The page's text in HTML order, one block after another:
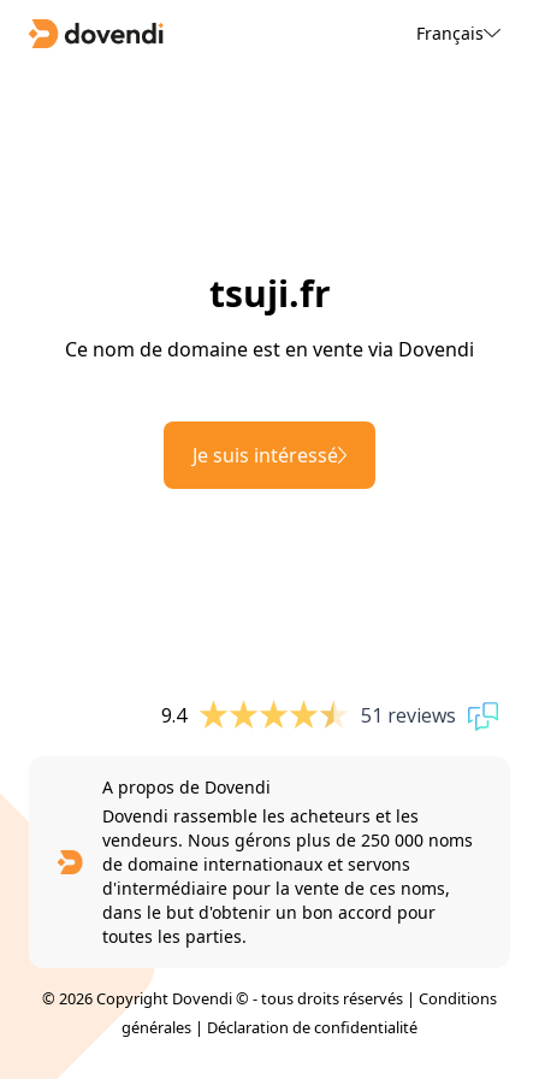
Français
tsuji.fr
Ce nom de domaine est en vente via Dovendi
Je suis intéressé
9.4 51 reviews
A propos de Dovendi
Dovendi rassemble les acheteurs et les
vendeurs. Nous gérons plus de 250 000 noms
de domaine internationaux et servons
d'intermédiaire pour la vente de ces noms,
dans le but d'obtenir un bon accord pour
toutes les parties.
© 2026 Copyright Dovendi © - tous droits réservés | Conditions
générales | Déclaration de confidentialité